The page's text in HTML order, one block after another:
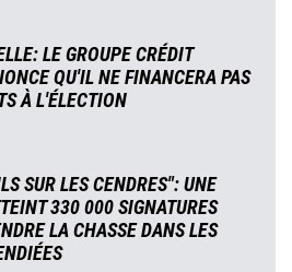
LE GROUPE CRÉDIT
QU'IL NE FINANCERA PAS
À L'ÉLECTION
SUR LES CENDRES": UNE
330 000 SIGNATURES
LA CHASSE DANS LES